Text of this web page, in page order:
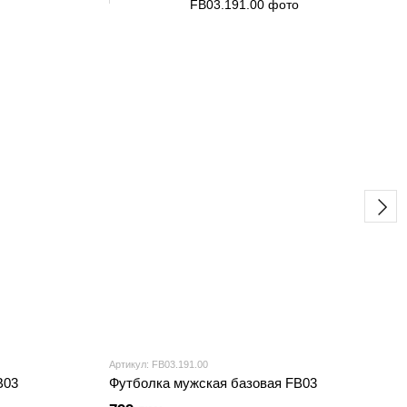
Артикул: FB03.191.00
Футболка мужская базовая FB03